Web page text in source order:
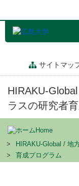
サイトマッ
HIRAKU-
ラスの研究者
Home
HIRAKU-Global / 地
育成プログラム